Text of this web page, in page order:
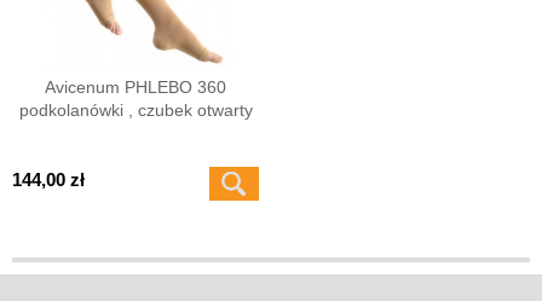
Avicenum PHLEBO 360
podkolanówki , czubek otwarty
144,00 zł